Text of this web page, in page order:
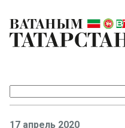
17 апрель 2020